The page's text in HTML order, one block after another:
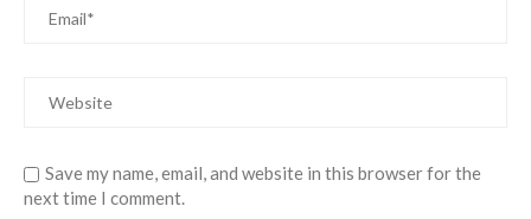
Save my name, email, and website in this browser for the
next time I comment.